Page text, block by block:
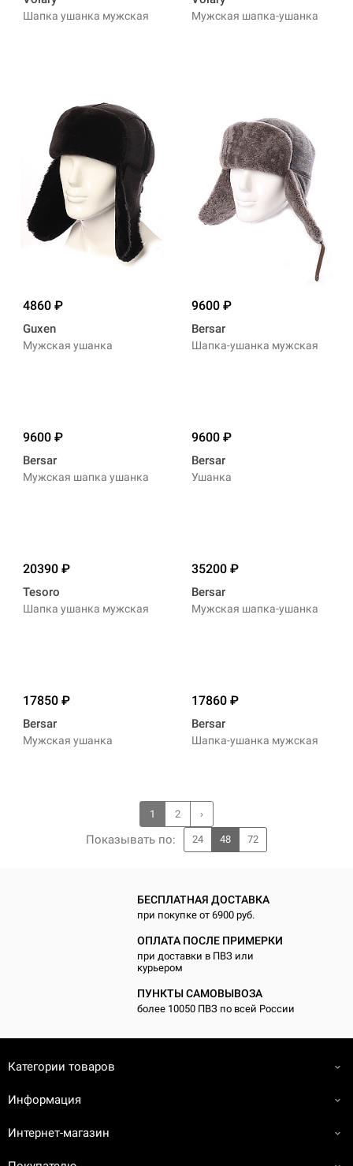
Шапка ушанка мужская Мужская шапка-ушанка
4860
Guxen
Мужская ушанка
9600
Bersar
Шапка-ушанка мужская
9600
Bersar
Мужская шапка ушанка
9600
Bersar
Ушанка
20390
Tesoro
Шапка ушанка мужская
35200
Bersar
Мужская шапка-ушанка
17850
Bersar
Мужская ушанка
17860
Bersar
Шапка-ушанка мужская
1 2 ›
Показывать по: 24 48 72
БЕСПЛАТНАЯ ДОСТАВКА
при покупке от 6900 руб.
ОПЛАТА ПОСЛЕ ПРИМЕРКИ
при доставки в ПВЗ или
курьером
ПУНКТЫ САМОВЫВОЗА
более 10050 ПВЗ по всей России
Категории товаров
Информация
Интернет-магазин